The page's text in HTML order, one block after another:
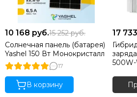
10 168 руб.15 252руб.
Солнечная панель (батарея)
Yashel 150 Вт Монокристалл
17
В корзину
17 733